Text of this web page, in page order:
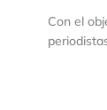
Con el